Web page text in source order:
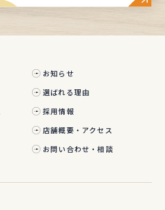
お知らせ
選ばれる理由
採用情報
店舗概要・アクセス
お問い合わせ・相談